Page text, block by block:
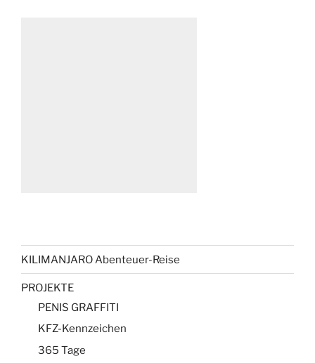
KILIMANJARO Abenteuer-Reise
PROJEKTE
PENIS GRAFFITI
KFZ-Kennzeichen
365 Tage